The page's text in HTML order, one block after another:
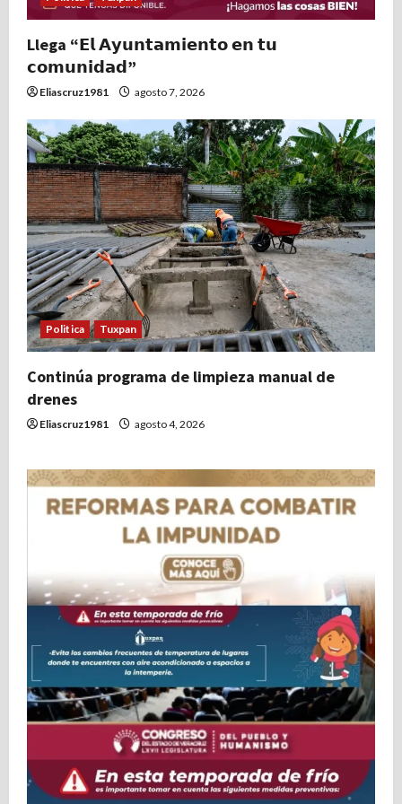
Llega “𝗘𝗹 𝗔𝘆𝘂𝗻𝘁𝗮𝗺𝗶𝗲𝗻𝘁𝗼 𝗲𝗻 𝘁𝘂
𝗰𝗼𝗺𝘂𝗻𝗶𝗱𝗮𝗱”
Eliascruz1981 agosto 7, 2026
Politica Tuxpan
Continúa programa de limpieza manual de
drenes
Eliascruz1981 agosto 4, 2026